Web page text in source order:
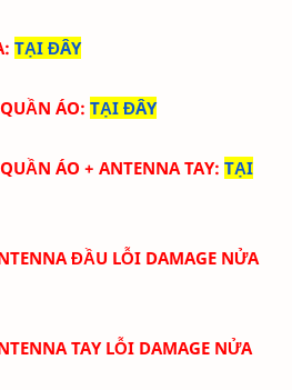
: TẠI ĐÂY
ÁO: TẠI ĐÂY
ÁO + ANTENNA TAY: TẠI
ĐẦU LỖI DAMAGE NỬA
TAY LỖI DAMAGE NỬA